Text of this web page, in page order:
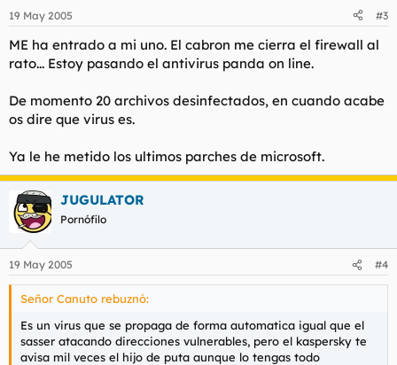
19 May 2005 #3
ME ha entrado a mi uno. El cabron me cierra el firewall al
rato... Estoy pasando el antivirus panda on line.
De momento 20 archivos desinfectados, en cuando acabe
os dire que virus es.
Ya le he metido los ultimos parches de microsoft.
JUGULATOR
Pornófilo
19 May 2005 #4
Señor Canuto rebuznó:
Es un virus que se propaga de forma automatica igual que el
sasser atacando direcciones vulnerables, pero el kaspersky te
avisa mil veces el hijo de puta aunque lo tengas todo